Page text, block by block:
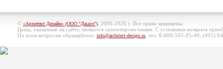
© «Архитект Дизайн» (ООО "Джазл") , 2006-2026 г. Все права защищены.
Цены, указанные на сайте, являются ориентировочными. С условиями возврата
По всем вопросам обращайтесь: info@architect-design.ru , тел. 8-800-505-05-40, (495)